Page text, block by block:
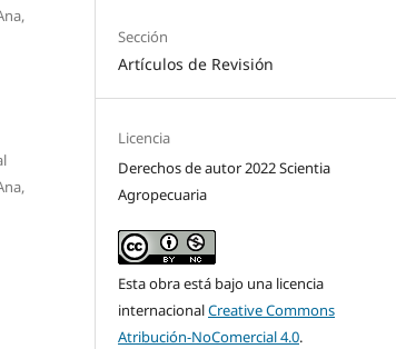
Sección
Artículos de Revisión
Licencia
Derechos de autor 2022 Scientia
Agropecuaria
Esta obra está bajo una licencia
internacionalCreative Commons
Atribución-NoComercial 4.0.